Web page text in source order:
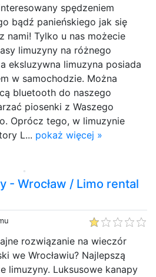
spędzeniem
bądź panieńskiego jak się
nami! Tylko u nas możecie
limuzyny na różnego
eksluzywna limuzyna posiada
w samochodzie. Można
bluetooth do naszego
piosenki z Waszego
Oprócz tego, w limuzynie
L... pokaż więcej »
- Wrocław / Limo rental
rozwiązanie na wieczór
we Wrocławiu? Najlepszą
limuzyny. Luksusowe kanapy